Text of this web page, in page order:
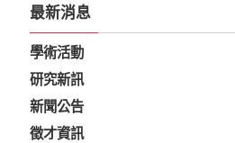
最新消息
學術活動
研究新訊
新聞公告
徵才資訊